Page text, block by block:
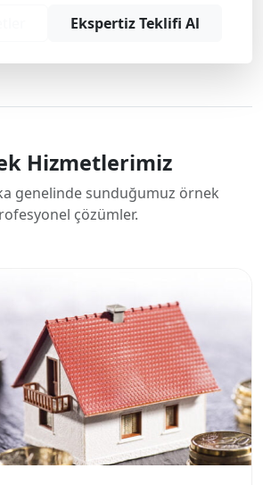
Ekspertiz Teklifi Al
Hizmetlerimiz
genelinde sunduğumuz örnek
çözümler.